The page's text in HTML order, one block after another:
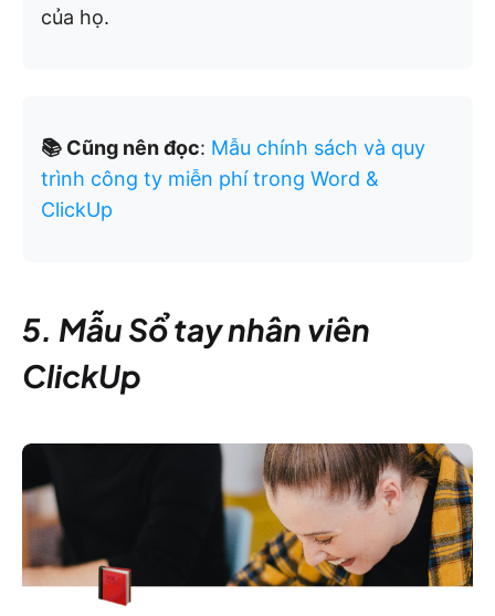
của họ.
📚 Cũng nên đọc: Mẫu chính sách và quy
trình công ty miễn phí trong Word &
ClickUp
5. Mẫu Sổ tay nhân viên
ClickUp